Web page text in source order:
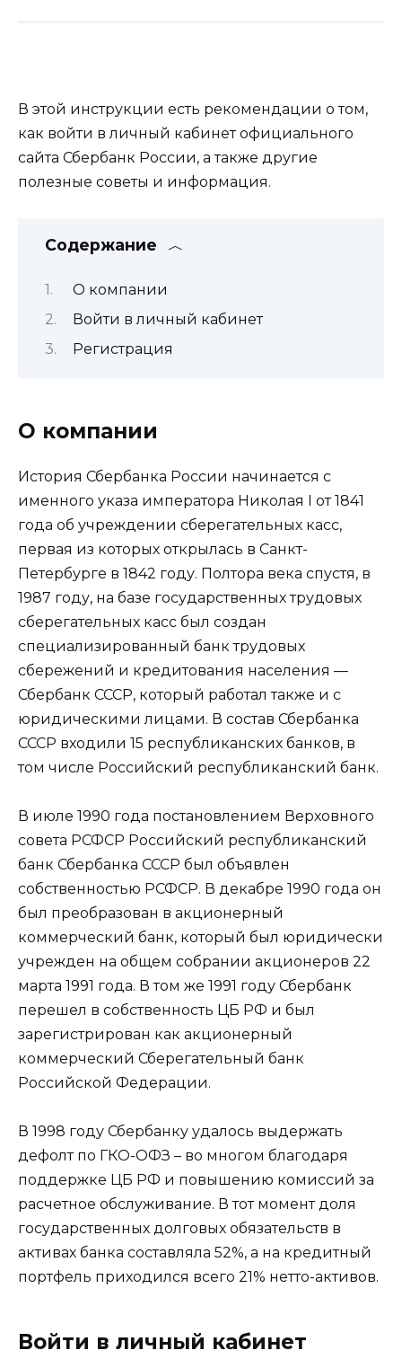
В этой инструкции есть рекомендации о том,
как войти в личный кабинет официального
сайта Сбербанк России, а также другие
полезные советы и информация.
Содержание
О компании
Войти в личный кабинет
Регистрация
О компании
История Сбербанка России начинается с
именного указа императора Николая I от 1841
года об учреждении сберегательных касс,
первая из которых открылась в Санкт-
Петербурге в 1842 году. Полтора века спустя, в
1987 году, на базе государственных трудовых
сберегательных касс был создан
специализированный банк трудовых
сбережений и кредитования населения —
Сбербанк СССР, который работал также и с
юридическими лицами. В состав Сбербанка
СССР входили 15 республиканских банков, в
том числе Российский республиканский банк.
В июле 1990 года постановлением Верховного
совета РСФСР Российский республиканский
банк Сбербанка СССР был объявлен
собственностью РСФСР. В декабре 1990 года он
был преобразован в акционерный
коммерческий банк, который был юридически
учрежден на общем собрании акционеров 22
марта 1991 года. В том же 1991 году Сбербанк
перешел в собственность ЦБ РФ и был
зарегистрирован как акционерный
коммерческий Сберегательный банк
Российской Федерации.
В 1998 году Сбербанку удалось выдержать
дефолт по ГКО-ОФЗ – во многом благодаря
поддержке ЦБ РФ и повышению комиссий за
расчетное обслуживание. В тот момент доля
государственных долговых обязательств в
активах банка составляла 52%, а на кредитный
портфель приходился всего 21% нетто-активов.
Войти в личный кабинет